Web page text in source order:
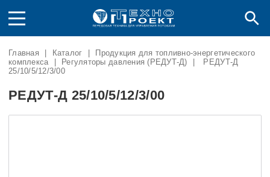
Главная Каталог
Продукция для топливно-энергетического
комплекса
Регуляторы давления (РЕДУТ-Д)
РЕДУТ-Д
25/10/5/12/3/00
РЕДУТ-Д 25/10/5/12/3/00